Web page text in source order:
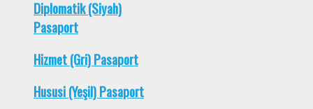
Diplomatik (Siyah)
Pasaport
Hizmet (Gri) Pasaport
Hususi (Yeşil) Pasaport